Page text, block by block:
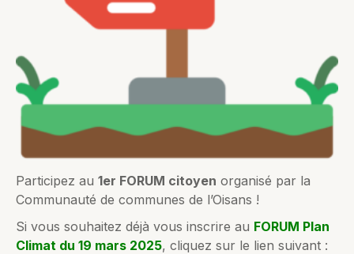
Participez au 1er FORUM citoyen organisé par la
Communauté de communes de l’Oisans !
Si vous souhaitez déjà vous inscrire au FORUM Plan
Climat du 19 mars 2025, cliquez sur le lien suivant :